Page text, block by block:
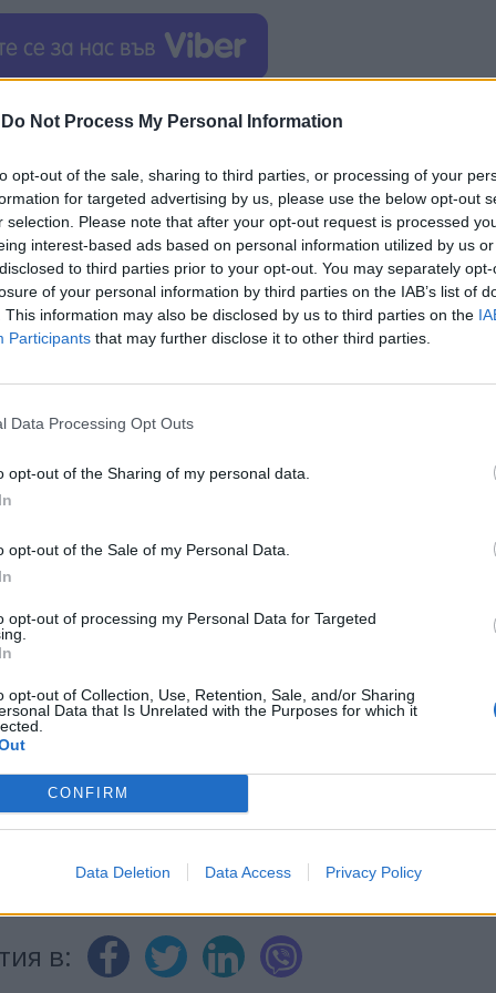
Do Not Process My Personal Information
opt-out of the sale, sharing to third parties, or processing of your
for targeted advertising by us, please use the below opt-out
selection. Please note that after your opt-out request is processed
interest-based ads based on personal information utilized by us
to third parties prior to your opt-out. You may separately
of your personal information by third parties on the IAB’s list of
This information may also be disclosed by us to third parties on the
Participants that may further disclose it to other third parties.
Data Processing Opt Outs
opt-out of the Sharing of my personal data.
opt-out of the Sale of my Personal Data.
opt-out of processing my Personal Data for Targeted
opt-out of Collection, Use, Retention, Sale, and/or Sharing
Data that Is Unrelated with the Purposes for which it
CONFIRM
Data Deletion Data Access Privacy Policy
партия на Бохемия и Моравия (КСЧМ)
заявиха от портията, чийто лидер е
законовите промени, определяйки ги като
според последните проучвания, алиансът
прага от 5%от гласовете на изборите
законови положения ще засегнат дейността
основи на партията се оказватизвън закона
новинарски сайт Britské listy, основан през
в Глазгоу, отбеляза:
на комунизманяма да помогне много
подкрепата за комунисти или нацисти”.
Последвайте ни във
ВЪВ facebook
в: